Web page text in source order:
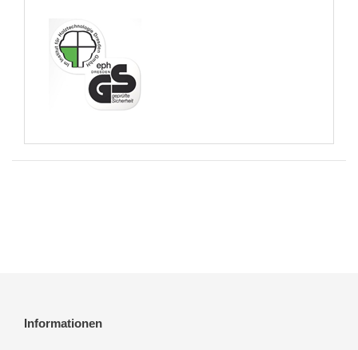
Informationen